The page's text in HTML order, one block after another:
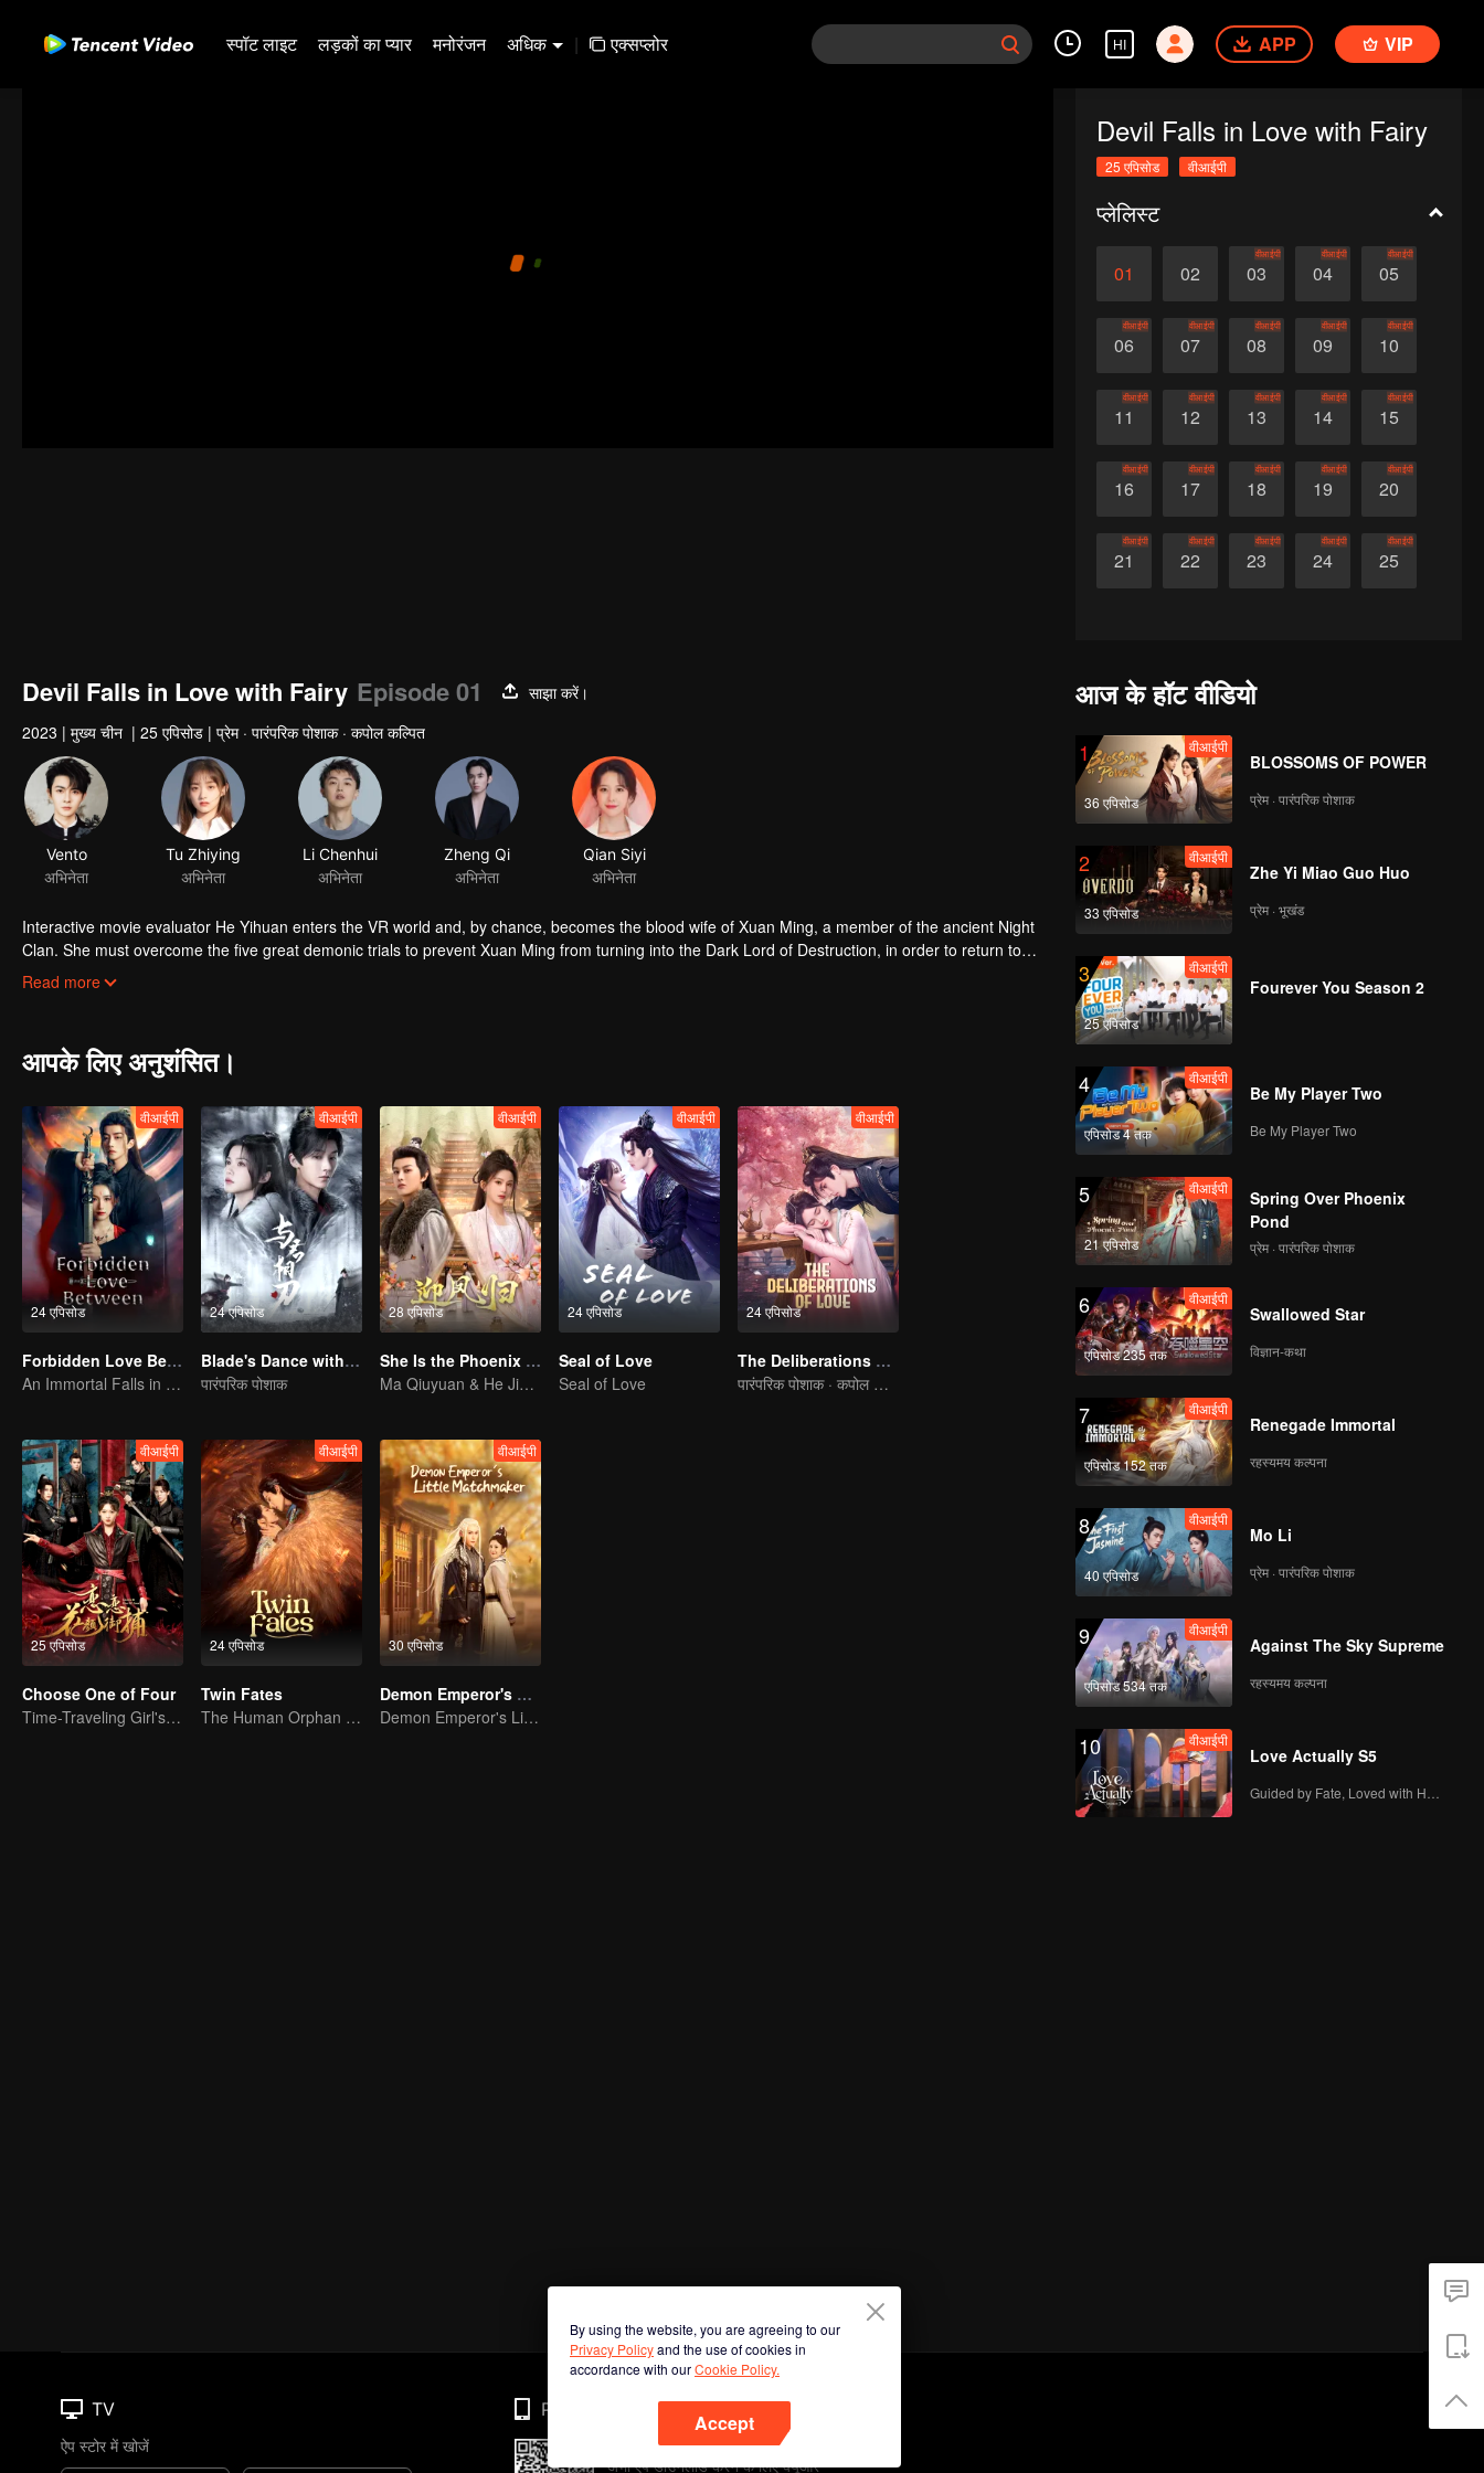
स्पॉट लाइट लड़कों का प्यार मनोरंजन अधिक | एक्सप्लोर HI APP VIP
Devil Falls in Love with Fairy
25 एपिसोड वीआईपी
प्लेलिस्ट
01 02 03
वीआईपी
04
वीआईपी
05
वीआईपी
06
वीआईपी
07
वीआईपी
08
वीआईपी
09
वीआईपी
10
वीआईपी
11
वीआईपी
12
वीआईपी
13
वीआईपी
14
वीआईपी
15
वीआईपी
16
वीआईपी
17
वीआईपी
18
वीआईपी
19
वीआईपी
20
वीआईपी
21
वीआईपी
22
वीआईपी
23
वीआईपी
24
वीआईपी
25
वीआईपी
Devil Falls in Love with Fairy Episode 01
साझा करें।
2023 | मुख्य चीन | 25 एपिसोड | प्रेम · पारंपरिक पोशाक · कपोल कल्पित
Vento
अभिनेता
Tu Zhiying
अभिनेता
Li Chenhui
अभिनेता
Zheng Qi
अभिनेता
Qian Siyi
अभिनेता
Interactive movie evaluator He Yihuan enters the VR world and, by chance, becomes the blood wife of Xuan Ming, a member of the ancient Night
Clan. She must overcome the five great demonic trials to prevent Xuan Ming from turning into the Dark Lord of Destruction, in order to return to
reality. Along the way, the two face life and death together, and Yihuan gradually falls in love with the cold-faced yet kind-hearted Xuan Ming.
Read more
आपके लिए अनुशंसित।
24 एपिसोड
वीआईपी
Forbidden Love Between
An Immortal Falls in Love With a Witch
24 एपिसोड
वीआईपी
Blade's Dance with You
पारंपरिक पोशाक
28 एपिसोड
वीआईपी
She Is the Phoenix (Thai Ver.)
Ma Qiuyuan & He Jianqi: A Vengeance Story Rewritten
24 एपिसोड
वीआईपी
Seal of Love
Seal of Love
24 एपिसोड
वीआईपी
The Deliberations of Love
पारंपरिक पोशाक · कपोल कल्पित
25 एपिसोड
वीआईपी
Choose One of Four
Time-Traveling Girl's Quest to Win Over Four Handsome Men
24 एपिसोड
वीआईपी
Twin Fates
The Human Orphan Girl Offers Herself to Bond with the Divine Beast
30 एपिसोड
वीआईपी
Demon Emperor's Little Matchmaker
Demon Emperor's Little Matchmaker
आज के हॉट वीडियो
1
36 एपिसोड
वीआईपी
BLOSSOMS OF POWER
प्रेम · पारंपरिक पोशाक
2
33 एपिसोड
वीआईपी
Zhe Yi Miao Guo Huo
प्रेम · भूखंड
3
25 एपिसोड
वीआईपी
Fourever You Season 2
4
एपिसोड 4 तक
वीआईपी
Be My Player Two
Be My Player Two
5
21 एपिसोड
वीआईपी
Spring Over Phoenix
Pond
प्रेम · पारंपरिक पोशाक
6
एपिसोड 235 तक
वीआईपी
Swallowed Star
विज्ञान-कथा
7
एपिसोड 152 तक
वीआईपी
Renegade Immortal
रहस्यमय कल्पना
8
40 एपिसोड
वीआईपी
Mo Li
प्रेम · पारंपरिक पोशाक
9
एपिसोड 534 तक
वीआईपी
Against The Sky Supreme
रहस्यमय कल्पना
10 वीआईपी
Love Actually S5
By using the website, you are agreeing to our
Privacy Policyand the use of cookies in
accordance with ourCookie Policy.
Accept
TV
ऐप स्टोर में खोजें
Phone
अभी ऐप डाउनलोड करने के लिए क्यूआर